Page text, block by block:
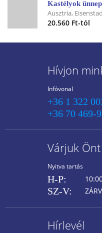
Kastélyok
Ausztria,
20.560 Ft-tól
Hívjon
Infóvonal
+36 1 322
+36 70 469-
Várjuk Önt
Nyitva tartás
H-P:
SZ-V:
Hírlevél